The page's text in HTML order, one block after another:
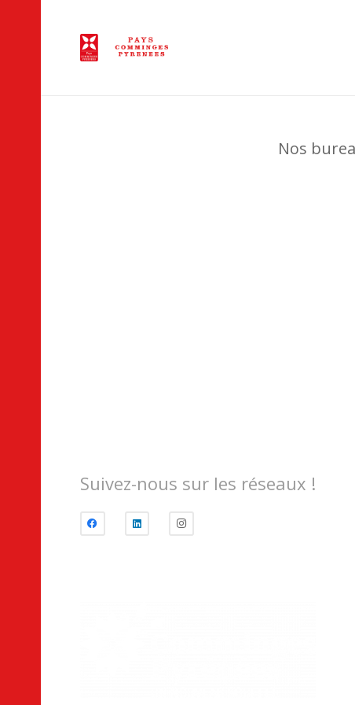
Nos
Suivez-nous sur les réseaux !